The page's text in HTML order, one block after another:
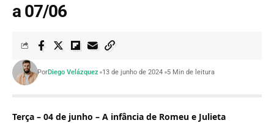
a 07/06
PorDiego Velázquez 13 de junho de 2024 5 Min de leitura
Terça – 04 de junho – A infância de Romeu e Julieta